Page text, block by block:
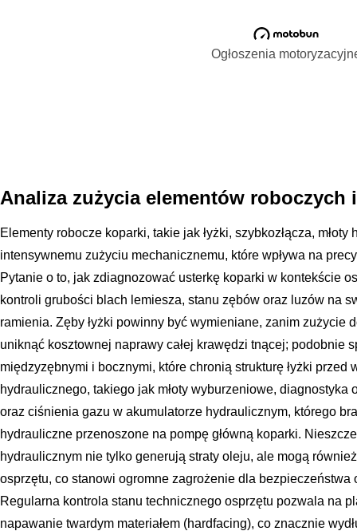
Ogłoszenia
Analiza zużycia elementów roboczych
Elementy robocze koparki, takie jak łyżki, szybkozłącza,
intensywnemu zużyciu mechanicznemu, które wpływa na
Pytanie o to, jak zdiagnozować usterkę koparki w kontekście
kontroli grubości blach lemiesza, stanu zębów oraz luzów na
ramienia. Zęby łyżki powinny być wymieniane, zanim zużycie
uniknąć kosztownej naprawy całej krawędzi tnącej; podobnie
międzyzębnymi i bocznymi, które chronią strukturę łyżki przed
hydraulicznego, takiego jak młoty wyburzeniowe, diagnostyka
oraz ciśnienia gazu w akumulatorze hydraulicznym, którego
hydrauliczne przenoszone na pompę główną koparki.
hydraulicznym nie tylko generują straty oleju, ale mogą
osprzętu, co stanowi ogromne zagrożenie dla bezpieczeństwa
Regularna kontrola stanu technicznego osprzętu pozwala na
napawanie twardym materiałem (hardfacing), co znacznie